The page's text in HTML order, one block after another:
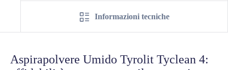
Informazioni tecniche
Aspirapolvere Umido Tyrolit Tyclean 4: